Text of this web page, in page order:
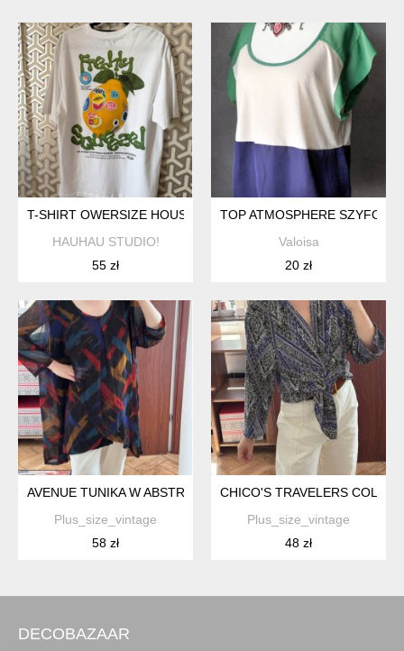
T-SHIRT OWERSIZE HOUSE CYTRYNA
HAUHAU STUDIO!
55 zł
TOP ATMOSPHERE SZYFON
Valoisa
20 zł
AVENUE TUNIKA W ABSTRAKCYJNY WZÓR PLUS SIZE 7XL /
Plus_size_vintage
58 zł
CHICO'S TRAVELERS
Plus_size_vintage
48 zł
DECOBAZAAR